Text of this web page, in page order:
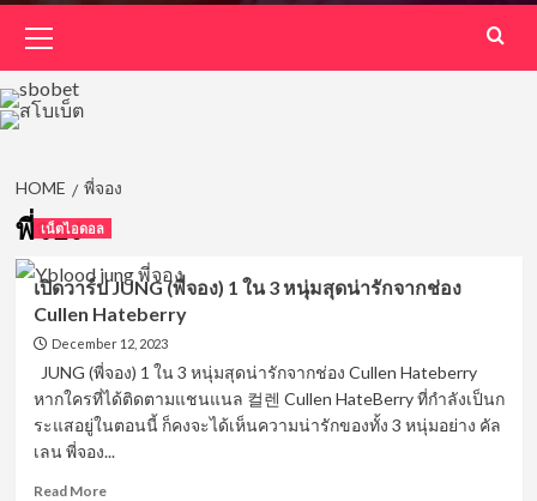
Menu
HOME พี่จอง
พี่จอง
เน็ตไอดอล
เปิดวาร์ป JUNG (พี่จอง) 1 ใน 3 หนุ่มสุดน่ารักจากช่อง
Cullen Hateberry
December 12, 2023
JUNG (พี่จอง) 1 ใน 3 หนุ่มสุดน่ารักจากช่อง Cullen Hateberry
หากใครที่ได้ติดตามแชนแนล 컬렌 Cullen HateBerry ที่กำลังเป็นก
ระแสอยู่ในตอนนี้ ก็คงจะได้เห็นความน่ารักของทั้ง 3 หนุ่มอย่าง คัล
เลน พี่จอง...
Read MoreRead